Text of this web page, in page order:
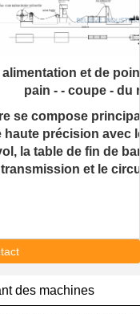
et de
pain - - coupe - du
se compose
précision
la table de fin de
transmission et le
des machines